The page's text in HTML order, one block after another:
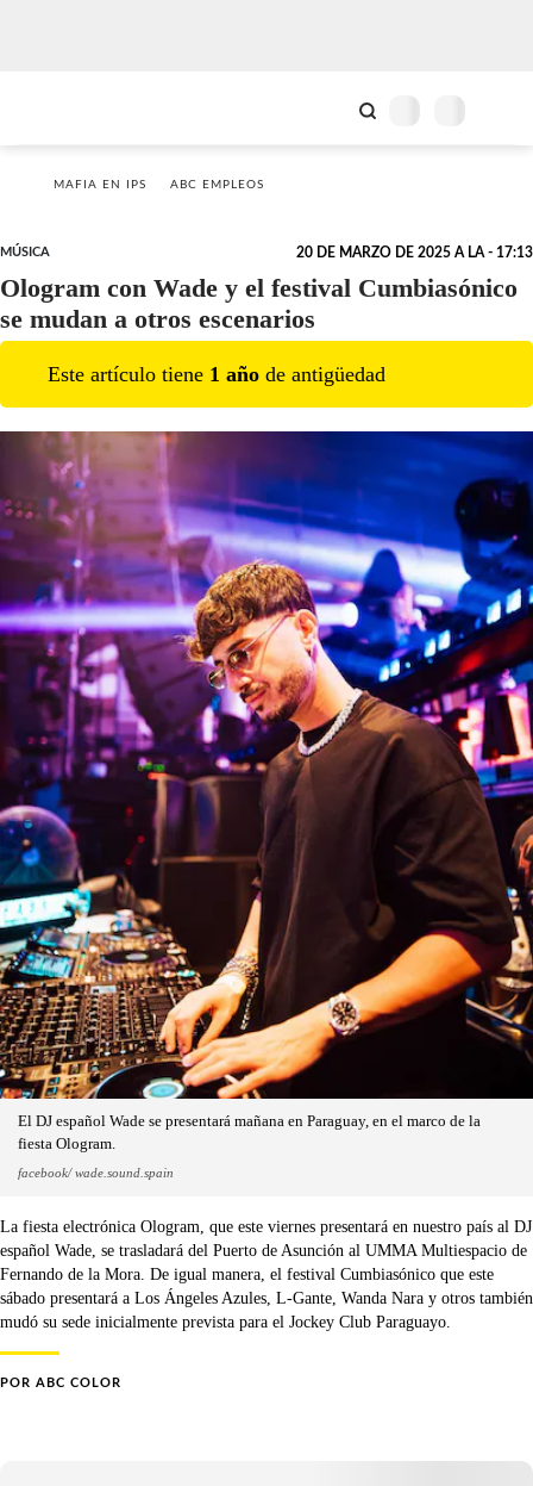
MAFIA EN IPS ABC EMPLEOS
MÚSICA 20 DE MARZO DE 2025 A LA - 17:13
Ologram con Wade y el festival Cumbiasónico
se mudan a otros escenarios
Este artículo tiene 1 año de antigüedad
El DJ español Wade se presentará mañana en Paraguay, en el marco de la
fiesta Ologram.
facebook/ wade.sound.spain
La fiesta electrónica Ologram, que este viernes presentará en nuestro país al DJ
español Wade, se trasladará del Puerto de Asunción al UMMA Multiespacio de
Fernando de la Mora. De igual manera, el festival Cumbiasónico que este
sábado presentará a Los Ángeles Azules, L-Gante, Wanda Nara y otros también
mudó su sede inicialmente prevista para el Jockey Club Paraguayo.
POR ABC COLOR